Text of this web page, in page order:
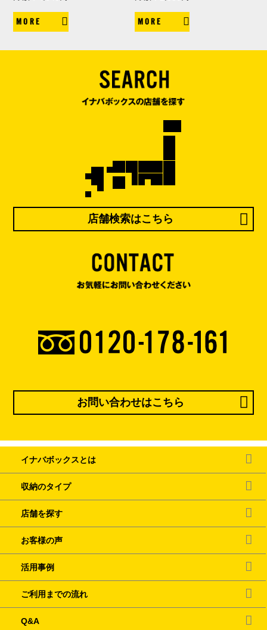
MORE MORE
店舗検索はこちら
お問い合わせはこちら
イナバボックスとは
収納のタイプ
店舗を探す
お客様の声
活用事例
ご利用までの流れ
Q&A